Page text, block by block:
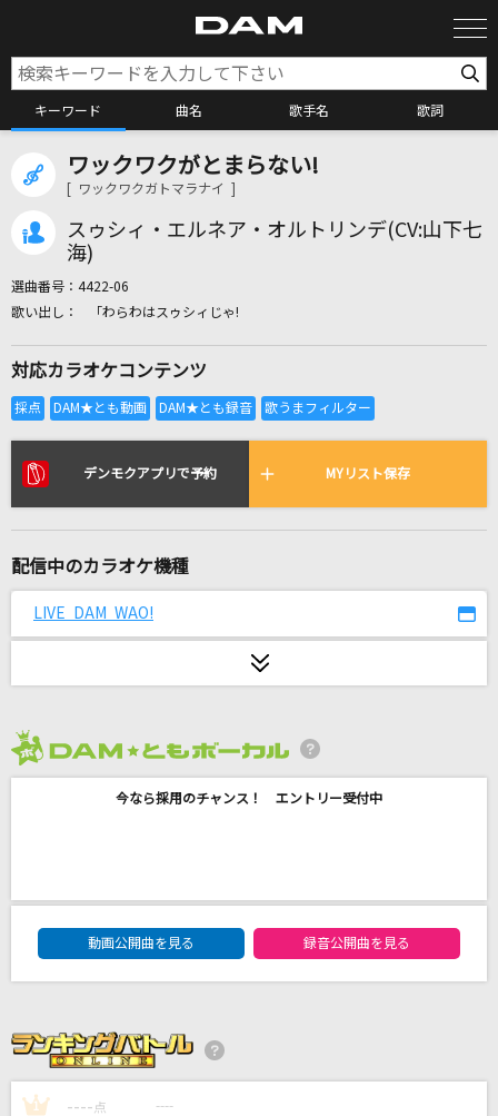
キーワード 曲名 歌手名 歌詞
カラオケ検索
カラオケリクエスト
全国りれき
[生音]青と夏
[生音]曖歌(十周年記念 横浜スタジアム伝説)
湘南乃風
女の愛想は武器じゃない
[名演]点描の唄(feat.井上苑子) 「名演ピアノ 美
野 春樹」
Mrs. GREEN APPLE
けんかをやめて
竹内まりや
ワックワクがとまらない!
[ ワックワクガトマラナイ ]
スゥシィ・エルネア・オルトリンデ(CV:山下七
海)
選曲番号： 4422-06
「わらわはスゥシィじゃ!
対応カラオケコンテンツ
デンモクアプリで予約 MYリスト保存
配信中のカラオケ機種
LIVE DAM WAO!
今なら採用のチャンス！ エントリー受付中
DAM★ともボーカルエントリーランキング
動画公開曲を見る
録音公開曲を見る
1 ---- 点 ----